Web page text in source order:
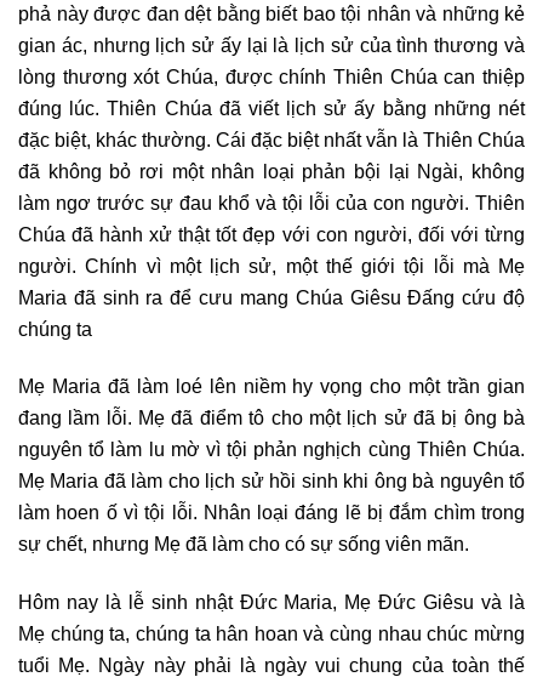
phả này được đan dệt bằng biết bao tội nhân và những kẻ
gian ác, nhưng lịch sử ấy lại là lịch sử của tình thương và
lòng thương xót Chúa, được chính Thiên Chúa can thiệp
đúng lúc. Thiên Chúa đã viết lịch sử ấy bằng những nét
đặc biệt, khác thường. Cái đặc biệt nhất vẫn là Thiên Chúa
đã không bỏ rơi một nhân loại phản bội lại Ngài, không
làm ngơ trước sự đau khổ và tội lỗi của con người. Thiên
Chúa đã hành xử thật tốt đẹp với con người, đối với từng
người. Chính vì một lịch sử, một thế giới tội lỗi mà Mẹ
Maria đã sinh ra để cưu mang Chúa Giêsu Đấng cứu độ
chúng ta
Mẹ Maria đã làm loé lên niềm hy vọng cho một trần gian
đang lầm lỗi. Mẹ đã điểm tô cho một lịch sử đã bị ông bà
nguyên tổ làm lu mờ vì tội phản nghịch cùng Thiên Chúa.
Mẹ Maria đã làm cho lịch sử hồi sinh khi ông bà nguyên tổ
làm hoen ố vì tội lỗi. Nhân loại đáng lẽ bị đắm chìm trong
sự chết, nhưng Mẹ đã làm cho có sự sống viên mãn.
Hôm nay là lễ sinh nhật Đức Maria, Mẹ Đức Giêsu và là
Mẹ chúng ta, chúng ta hân hoan và cùng nhau chúc mừng
tuổi Mẹ. Ngày này phải là ngày vui chung của toàn thế